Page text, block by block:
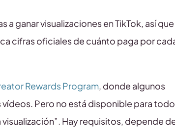
a ganar visualizaciones en TikTok, así que
cifras oficiales de cuánto paga por
Rewards Program, donde algunos
Pero no está disponible para todo
Hay requisitos, depende